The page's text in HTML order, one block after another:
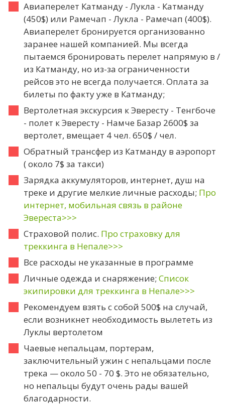
Авиаперелет Катманду - Лукла - Катманду
(450$) или Рамечап - Лукла - Рамечап (400$).
Авиаперелет бронируется организованно
заранее нашей компанией. Мы всегда
пытаемся бронировать перелет напрямую в /
из Катманду, но из-за ограниченности
рейсов это не всегда получается. Оплата за
билеты по факту уже в Катманду;
Вертолетная экскурсия к Эвересту - Тенгбоче
- полет к Эвересту - Намче Базар 2600$ за
вертолет, вмещает 4 чел. 650$ / чел.
Обратный трансфер из Катманду в аэропорт
( около 7$ за такси)
Зарядка аккумуляторов, интернет, душ на
треке и другие мелкие личные расходы; Про
интернет, мобильная связь в районе
Эвереста>>>
Страховой полис. Про страховку для
треккинга в Непале>>>
Все расходы не указанные в программе
Личные одежда и снаряжение; Список
экипировки для треккинга в Непале>>>
Рекомендуем взять с собой 500$ на случай,
если возникнет необходимость вылететь из
Луклы вертолетом
Чаевые непальцам, портерам,
заключительный ужин с непальцами после
трека — около 50 - 70 $. Это не обязательно,
но непальцы будут очень рады вашей
благодарности.